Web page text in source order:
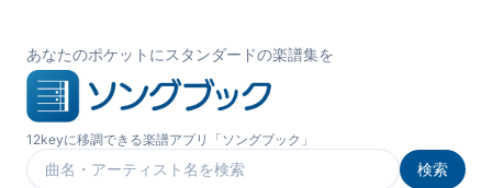
あなたのポケットにスタンダードの楽譜集を
12keyに移調できる楽譜アプリ「ソングブック」
楽曲を検索
検索